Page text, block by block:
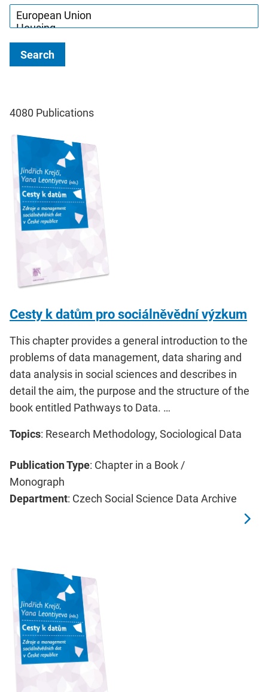
Search
4080 Publications
Cesty k datům pro sociálněvědní výzkum
This chapter provides a general introduction to the
problems of data management, data sharing and
data analysis in social sciences and describes in
detail the aim, the purpose and the structure of the
book entitled Pathways to Data. …
Topics: Research Methodology, Sociological Data
Publication Type: Chapter in a Book /
Monograph
Department: Czech Social Science Data Archive